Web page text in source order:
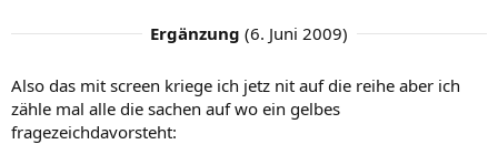
Ergänzung (6. Juni 2009)
Also das mit screen kriege ich jetz nit auf die reihe aber ich
zähle mal alle die sachen auf wo ein gelbes
fragezeichdavorsteht: